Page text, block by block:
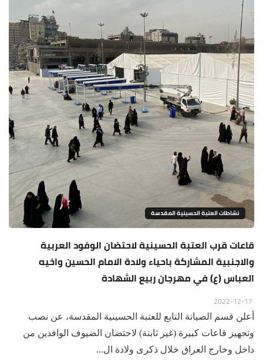
نشاطات العتبة الحسينية المقدسة
قاعات قرب العتبة الحسينية لاحتضان الوفود العربية
والاجنبية المشاركة باحياء ولادة الامام الحسين واخيه
العباس (ع) في مهرجان ربيع الشهادة
أعلن قسم الصيانة التابع للعتبة الحسينية المقدسة، عن نصب
وتجهيز قاعات كبيرة (غير ثابتة) لاحتضان الضيوف الوافدين من
داخل وخارج العراق خلال ذكرى ولادة ال...